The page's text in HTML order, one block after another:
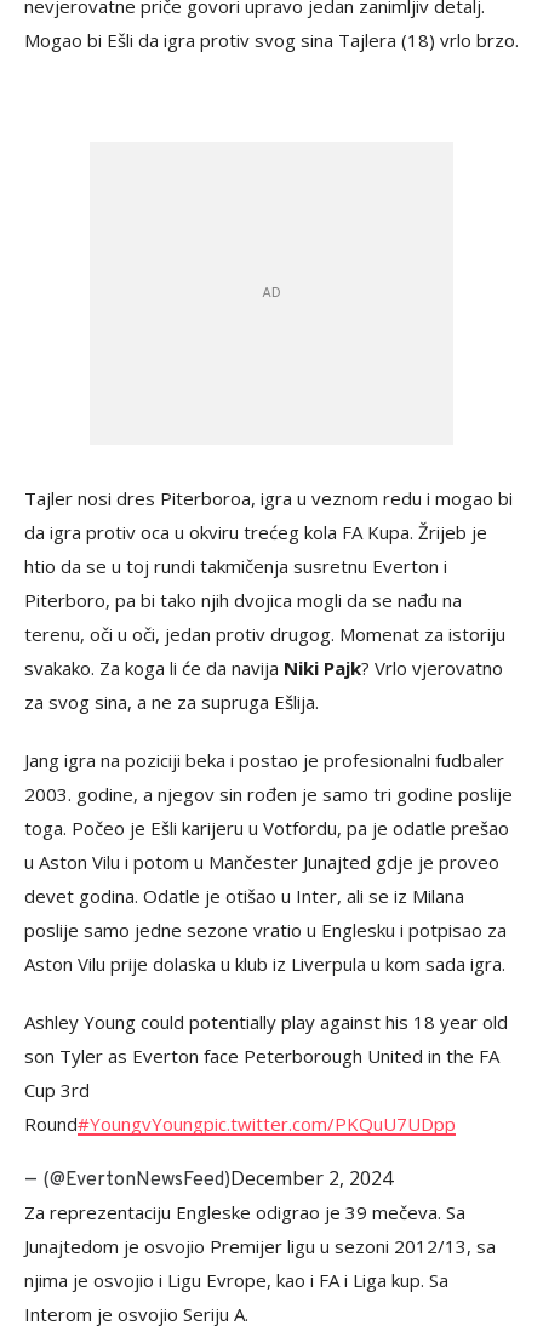
nevjerovatne priče govori upravo jedan zanimljiv detalj.
Mogao bi Ešli da igra protiv svog sina Tajlera (18) vrlo brzo.
Tajler nosi dres Piterboroa, igra u veznom redu i mogao bi
da igra protiv oca u okviru trećeg kola FA Kupa. Žrijeb je
htio da se u toj rundi takmičenja susretnu Everton i
Piterboro, pa bi tako njih dvojica mogli da se nađu na
terenu, oči u oči, jedan protiv drugog. Momenat za istoriju
svakako. Za koga li će da navija Niki Pajk? Vrlo vjerovatno
za svog sina, a ne za supruga Ešlija.
Jang igra na poziciji beka i postao je profesionalni fudbaler
2003. godine, a njegov sin rođen je samo tri godine poslije
toga. Počeo je Ešli karijeru u Votfordu, pa je odatle prešao
u Aston Vilu i potom u Mančester Junajted gdje je proveo
devet godina. Odatle je otišao u Inter, ali se iz Milana
poslije samo jedne sezone vratio u Englesku i potpisao za
Aston Vilu prije dolaska u klub iz Liverpula u kom sada igra.
Ashley Young could potentially play against his 18 year old
son Tyler as Everton face Peterborough United in the FA
Cup 3rd
Round#YoungvYoungpic.twitter.com/PKQuU7UDpp
— (@EvertonNewsFeed)December 2, 2024
Za reprezentaciju Engleske odigrao je 39 mečeva. Sa
Junajtedom je osvojio Premijer ligu u sezoni 2012/13, sa
njima je osvojio i Ligu Evrope, kao i FA i Liga kup. Sa
Interom je osvojio Seriju A.